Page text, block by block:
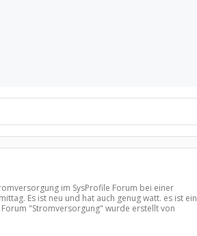
im SysProfile Forum bei einer
Es ist neu und hat auch genug watt. es ist ein
"Stromversorgung" wurde erstellt von